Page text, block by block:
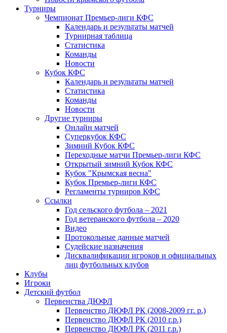
Турниры
Чемпионат Премьер-лиги КФС
Календарь и результаты матчей
Турнирная таблица
Статистика
Команды
Новости
Кубок КФС
Календарь и результаты матчей
Статистика
Команды
Новости
Другие турниры
Онлайн матчей
Суперкубок КФС
Зимний Кубок КФС
Переходные матчи Премьер-лиги КФС
Открытый зимний Кубок КФС
Кубок "Крымская весна"
Кубок Премьер-лиги КФС
Регламенты турниров КФС
Ссылки
Год сельского футбола – 2021
Год ветеранского футбола – 2020
Видео
Протокольные данные матчей
Судейские назначения
Дисквалификации игроков и официальных
лиц футбольных клубов
Клубы
Игроки
Детский футбол
Первенства ДЮФЛ
Первенство ДЮФЛ РК (2008-2009 гг. р.)
Первенство ДЮФЛ РК (2010 г.р.)
Первенство ДЮФЛ РК (2011 г.р.)